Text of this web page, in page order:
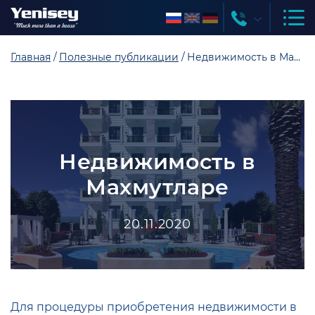
Главная Полезные публикации Недвижимость в Махмутларе
Недвижимость в
Махмутларе
20.11.2020
Для процедуры приобретения недвижимости в